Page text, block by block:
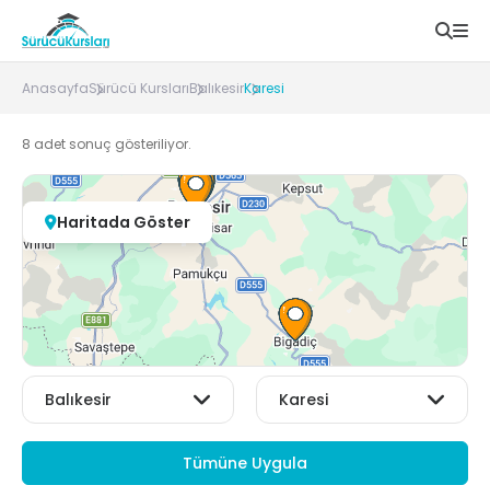
AnasayfaSürücü KurslarıBalıkesirKaresi
8 adet sonuç gösteriliyor.
Haritada Göster
Tümüne Uygula